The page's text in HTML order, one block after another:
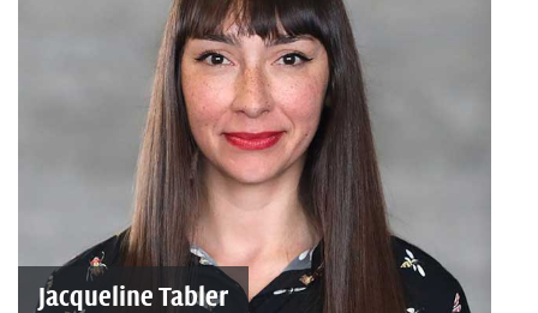
Jacqueline Tabler